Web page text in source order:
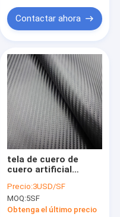
Contactar ahora
tela de cuero de
cuero artificial
1.6m m Nappa para el
interior del coche
Precio:3USD/SF
MOQ:5SF
Obtenga el último precio